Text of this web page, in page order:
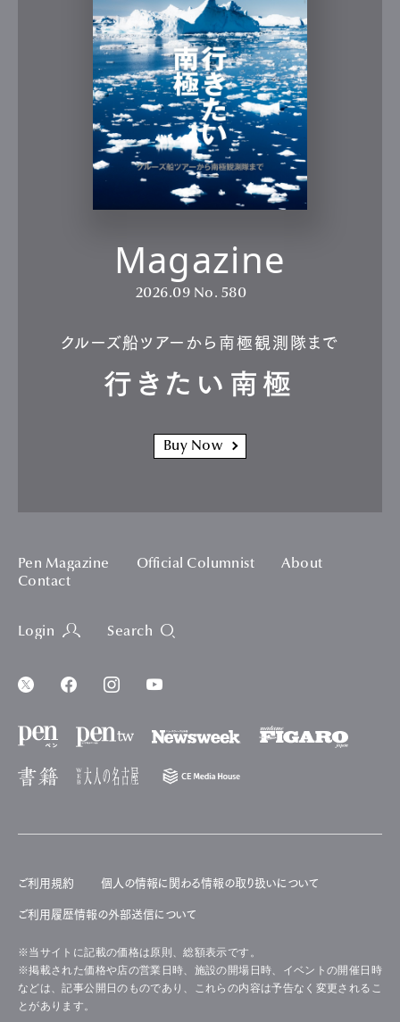
Magazine
2026.09 No. 580
クルーズ船ツアーから南極観測隊まで
行きたい南極
Buy Now
Pen Magazine Official Columnist
About
Contact
Login Search
ご利用規約 個人の情報に関わる情報の取り扱いについて
ご利用履歴情報の外部送信について
※当サイトに記載の価格は原則、総額表示です。
※掲載された価格や店の営業日時、施設の開場日時、イベントの開催日時
などは、記事公開日のものであり、これらの内容は予告なく変更されるこ
とがあります。